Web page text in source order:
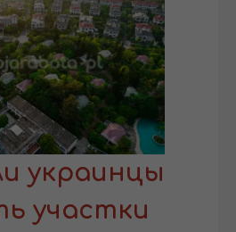
украинцы
участки